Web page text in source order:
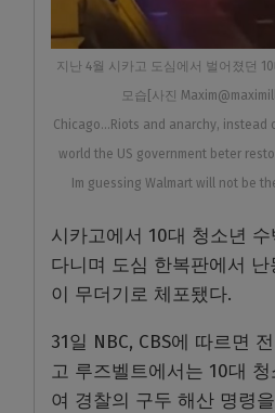
지난 4월 시카고 도심에서 벌어졌던
모습[사진
Chicago…Riots and anarchy, instead
world the US government beter
Im guessing Walmart will not be
시카고에서 10대 청소년
다니며 도심 한복판에서
이 무더기로 체포됐다.
31일 NBC, CBS에 따르면
고 루즈벨트에서는 10대
여 경찰의 구두 해산 명령